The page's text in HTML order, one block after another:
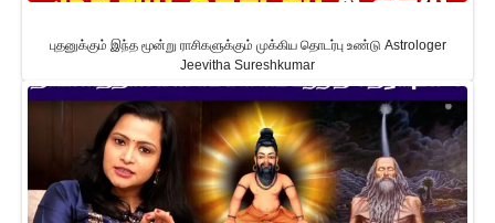
புதனுக்கும் இந்த மூன்று ராசிகளுக்கும் முக்கிய தொடர்பு உண்டு Astrologer
Jeevitha Sureshkumar